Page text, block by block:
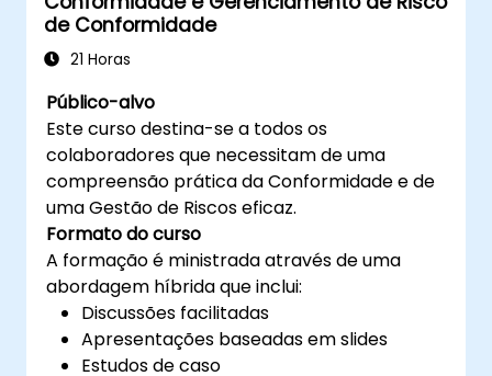
de Conformidade
21 Horas
Público-alvo
Este curso destina-se a todos os
colaboradores que necessitam de uma
compreensão prática da Conformidade e de
uma Gestão de Riscos eficaz.
Formato do curso
A formação é ministrada através de uma
abordagem híbrida que inclui:
Discussões facilitadas
Apresentações baseadas em slides
Estudos de caso